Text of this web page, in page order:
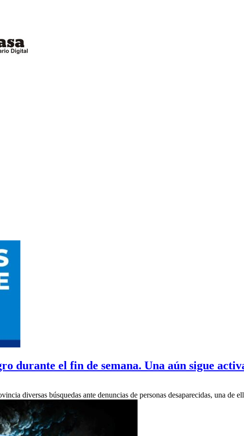
durante el fin de semana. Una aún sigue
diversas búsquedas ante denuncias de personas desaparecidas, una de